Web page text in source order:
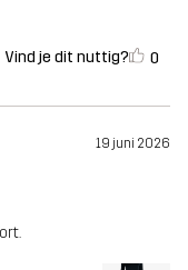
Vind je dit nuttig? 0
19 juni 2026